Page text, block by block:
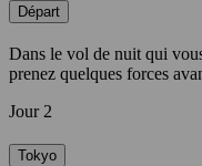
Départ
Dans le vol de nuit qui
prenez quelques forces
Jour 2
Tokyo